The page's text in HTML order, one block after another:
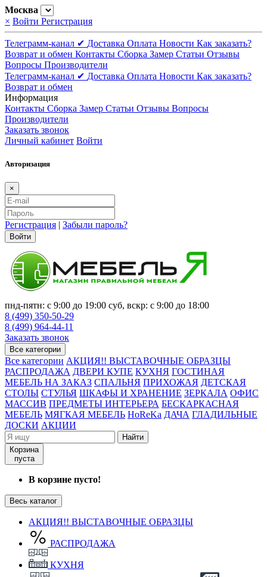
Москва
× Войти Регистрация
Телеграмм-канал ✔ Доставка Оплата Новости Как заказать?
Возврат и обмен Контакты Сборка Замер Статьи Отзывы
Вопросы Производители
Телеграмм-канал ✔ Доставка Оплата Новости Как заказать?
Возврат и обмен
Информация
Контакты Сборка Замер Статьи Отзывы Вопросы
Производители
Заказать звонок
Личный кабинет Войти
Авторизация
×
Регистрация | Забыли пароль?
Войти
пнд-пятн: с 9:00 до 19:00 суб, вскр: с 9:00 до 18:00
8 (499) 350-50-29
8 (499) 964-44-11
Заказать звонок
Все категории
Все категории АКЦИЯ!! ВЫСТАВОЧНЫЕ ОБРАЗЦЫ
РАСПРОДАЖА ДВЕРИ КУПЕ КУХНЯ ГОСТИНАЯ
МЕБЕЛЬ НА ЗАКАЗ СПАЛЬНЯ ПРИХОЖАЯ ДЕТСКАЯ
СТОЛЫ СТУЛЬЯ ШКАФЫ И ХРАНЕНИЕ ЗЕРКАЛА ОФИС
МАССИВ ПРЕДМЕТЫ ИНТЕРЬЕРА БЕСКАРКАСНАЯ
МЕБЕЛЬ МЯГКАЯ МЕБЕЛЬ HoReKa ДАЧА ГЛАДИЛЬНЫЕ
ДОСКИ АКЦИИ
Найти
Корзина
пуста
В корзине пусто!
Весь каталог
АКЦИЯ!! ВЫСТАВОЧНЫЕ ОБРАЗЦЫ
РАСПРОДАЖА
КУХНЯ